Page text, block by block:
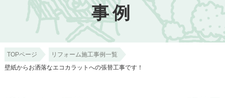
事例
TOPページ
リフォーム施工事例一覧
壁紙からお洒落なエコカラットへの張替工事です！